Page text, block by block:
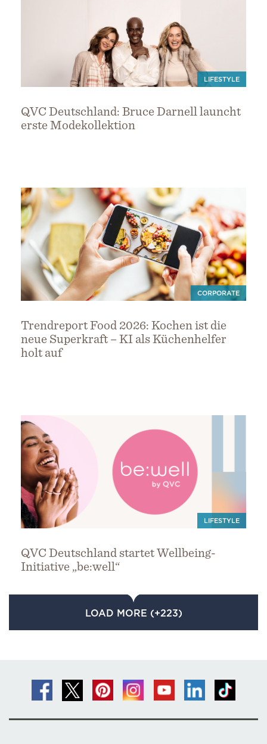
LIFESTYLE
QVC Deutschland: Bruce Darnell launcht
erste Modekollektion
CORPORATE
Trendreport Food 2026: Kochen ist die
neue Superkraft – KI als Küchenhelfer
holt auf
LIFESTYLE
QVC Deutschland startet Wellbeing-
Initiative „be:well“
LOAD MORE (+223)